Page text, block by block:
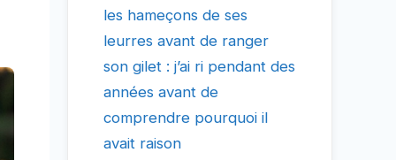
les hameçons de ses
leurres avant de ranger
son gilet : j’ai ri pendant des
années avant de
comprendre pourquoi il
avait raison